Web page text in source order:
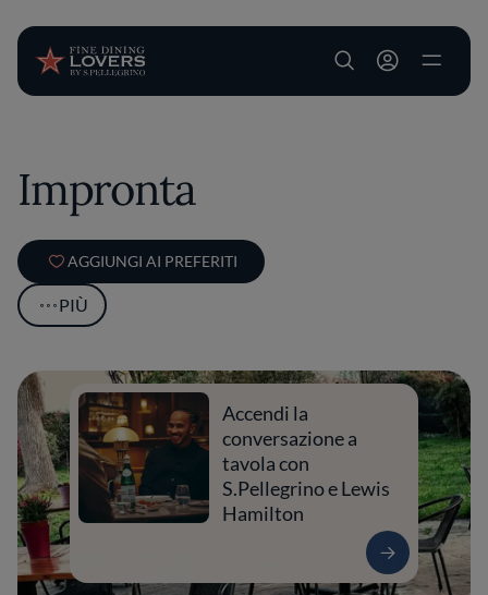
User account
Impronta
AGGIUNGI AI PREFERITI
PIÙ
Accendi la
conversazione a
tavola con
S.Pellegrino e Lewis
Hamilton